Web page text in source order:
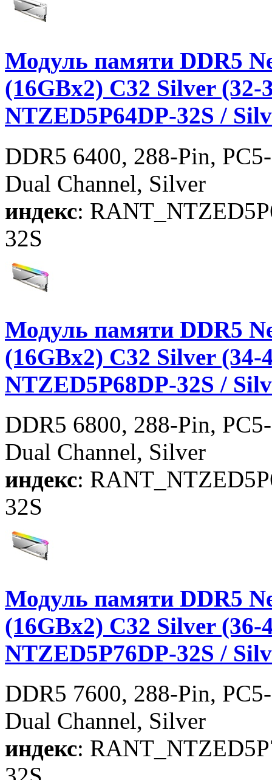
Модуль памяти DDR5
(16GBx2) C32 Silver (32-
NTZED5P64DP-32S /
DDR5 6400, 288-Pin,
Dual Channel, Silver
индекс:
32S
Модуль памяти DDR5
(16GBx2) C32 Silver (34-
NTZED5P68DP-32S /
DDR5 6800, 288-Pin,
Dual Channel, Silver
индекс:
32S
Модуль памяти DDR5
(16GBx2) C32 Silver (36-
NTZED5P76DP-32S /
DDR5 7600, 288-Pin,
Dual Channel, Silver
индекс: